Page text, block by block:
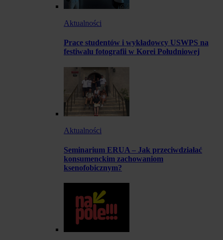
Aktualności
Prace studentów i wykładowcy USWPS na
festiwalu fotografii w Korei Południowej
Aktualności
Seminarium ERUA – Jak przeciwdziałać
konsumenckim zachowaniom
ksenofobicznym?